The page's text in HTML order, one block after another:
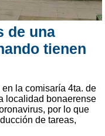
de una
tienen
la comisaría 4ta. de
localidad bonaerense
por lo que
de tareas,